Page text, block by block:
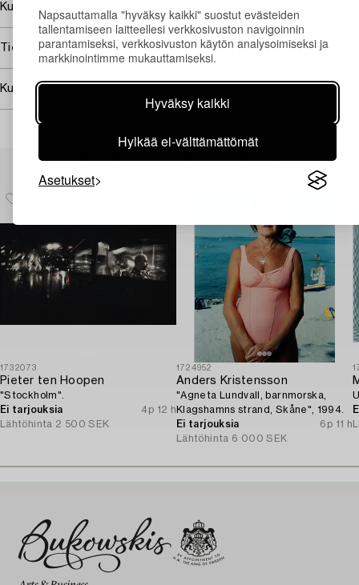
Napsauttamalla "hyväksy kaikki" suostut evästeiden
tallentamiseen laitteellesi verkkosivuston navigoinnin
parantamiseksi, verkkosivuston käytön analysoimiseksi ja
markkinointimme mukauttamiseksi.
Hyväksy kaikki
Hylkää ei-välttämättömät
Asetukset
Kuuluu jälleenmyyntikorvauksen piiriin
Tietoa ostamisesta
Kuvan käyttöoikeudet
Muiden katsomia kohteita
1732073
Pieter ten Hoopen
"Stockholm".
Ei tarjouksia
4p 12 h
Lähtöhinta 2 500 SEK
1724952
Anders Kristensson
"Agneta Lundvall, barnmorska,
Klagshamns strand, Skåne", 1994.
Ei tarjouksia
6p 11 h
Lähtöhinta 6 000 SEK